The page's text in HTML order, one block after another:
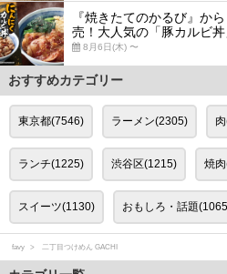
『焼きたてのかるび』か
売！大人気の「豚カルビ
8月6日(木) 〜
おすすめカテゴリー
東京都(7546) ラーメン(2305)
ランチ(1225) 渋谷区(1215) 焼
スイーツ(1130) おもしろ・話題
favy 二丁目つけめん GACHI